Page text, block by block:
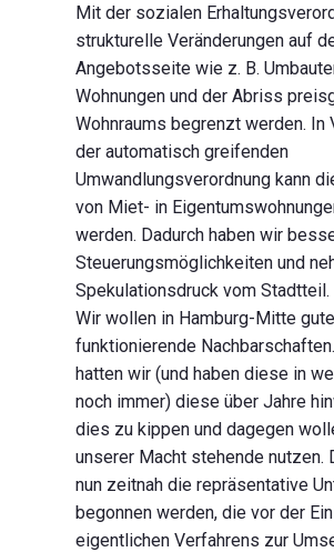
Mit der sozialen
strukturelle Veränderungen auf
Angebotsseite wie z. B.
Wohnungen und der Abriss
Wohnraums begrenzt werden. In
der automatisch greifenden
Umwandlungsverordnung kann
von Miet- in
werden. Dadurch haben wir
Steuerungsmöglichkeiten und
Spekulationsdruck vom Stadtteil.
Wir wollen in Hamburg-Mitte
funktionierende
hatten wir (und haben diese in
noch immer) diese über Jahre
dies zu kippen und dagegen
unserer Macht stehende nutzen.
nun zeitnah die repräsentative
begonnen werden, die vor der
eigentlichen Verfahrens zur